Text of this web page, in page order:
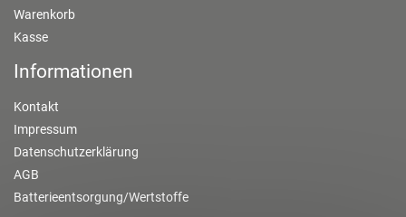
Warenkorb
Kasse
Informationen
Kontakt
Impressum
Datenschutzerklärung
AGB
Batterieentsorgung/Wertstoffe